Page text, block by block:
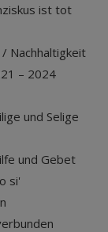
ist tot
/ Nachhaltigkeit
– 2024
und Selige
und Gebet
si'